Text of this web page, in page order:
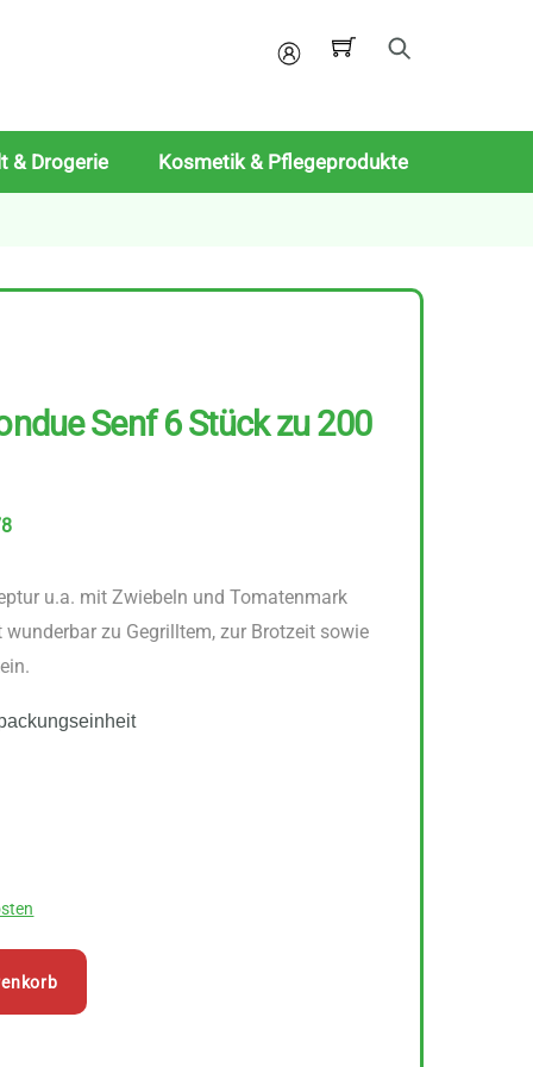
Mein
& Drogerie Kosmetik & Pflegeprodukte
Senf 6 Stück zu 200
u.a. mit Zwiebeln und Tomatenmark
zu Gegrilltem, zur Brotzeit sowie